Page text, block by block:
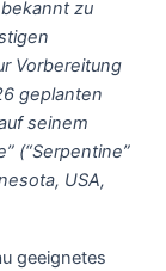
zu
Vorbereitung
geplanten
seinem
(“Serpentine”
USA,
geeignetes